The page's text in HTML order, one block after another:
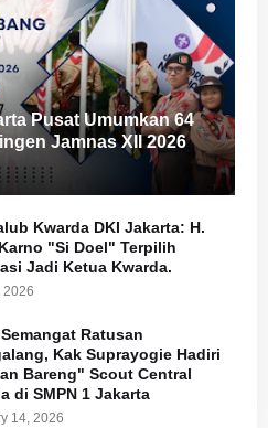
Pusat Umumkan 64
Jamnas XII 2026
Kwarda DKI Jakarta: H.
"Si Doel" Terpilih
Jadi Ketua Kwarda.
2026
Ratusan
Kak Suprayogie Hadiri
Bareng" Scout Central
di SMPN 1 Jakarta
14, 2026